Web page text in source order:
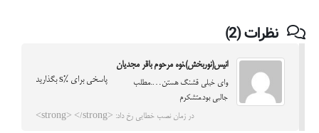
نظرات (2)
انیس(نوربخش).نوه مرحوم باقر مجدیان
پاسخی برای %s بگذارید
وای خیلی قشنگ هستن….مطلب
جالبی بود.متشکرم
در زمان نصب خطایی رخ داد: <strong> </strong>